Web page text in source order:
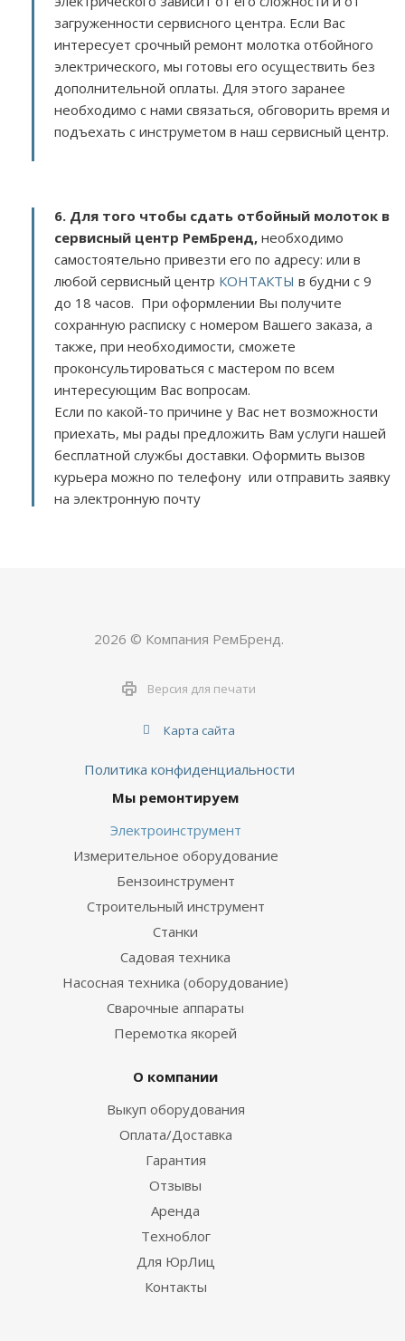
загруженности сервисного центра. Если Вас
интересует срочный ремонт молотка отбойного
электрического, мы готовы его осуществить без
дополнительной оплаты. Для этого заранее
необходимо с нами связаться, обговорить время и
подъехать с инструметом в наш сервисный центр.
6. Для того чтобы сдать отбойный молоток в
сервисный центр РемБренд, необходимо
самостоятельно привезти его по адресу: или в
любой сервисный центр КОНТАКТЫ в будни с 9
до 18 часов. При оформлении Вы получите
сохранную расписку с номером Вашего заказа, а
также, при необходимости, сможете
проконсультироваться с мастером по всем
интересующим Вас вопросам.
Если по какой-то причине у Вас нет возможности
приехать, мы рады предложить Вам услуги нашей
бесплатной службы доставки. Оформить вызов
курьера можно по телефону или отправить заявку
на электронную почту
2026 © Компания РемБренд.
Версия для печати
Карта сайта
Политика конфиденциальности
Мы ремонтируем
Электроинструмент
Измерительное оборудование
Бензоинструмент
Строительный инструмент
Станки
Садовая техника
Насосная техника (оборудование)
Сварочные аппараты
Перемотка якорей
О компании
Выкуп оборудования
Оплата/Доставка
Гарантия
Отзывы
Аренда
Техноблог
Для ЮрЛиц
Контакты